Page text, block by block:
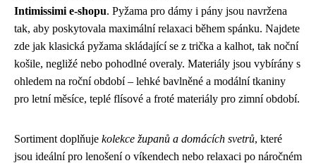
Intimissimi e-shopu. Pyžama pro dámy i pány jsou navržena
tak, aby poskytovala maximální relaxaci během spánku. Najdete
zde jak klasická pyžama skládající se z trička a kalhot, tak noční
košile, negližé nebo pohodlné overaly. Materiály jsou vybírány s
ohledem na roční období – lehké bavlněné a modální tkaniny
pro letní měsíce, teplé flísové a froté materiály pro zimní období.
Sortiment doplňuje kolekce županů a domácích svetrů, které
jsou ideální pro lenošení o víkendech nebo relaxaci po náročném